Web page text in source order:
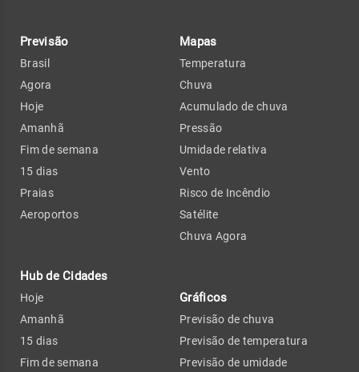
Previsão
Brasil
Agora
Hoje
Amanhã
Fim de semana
15 dias
Praias
Aeroportos
Hub de Cidades
Hoje
Amanhã
15 dias
Fim de semana
Mapas
Temperatura
Chuva
Acumulado de chuva
Pressão
Umidade relativa
Vento
Risco de Incêndio
Satélite
Chuva Agora
Gráficos
Previsão de chuva
Previsão de temperatura
Previsão de umidade